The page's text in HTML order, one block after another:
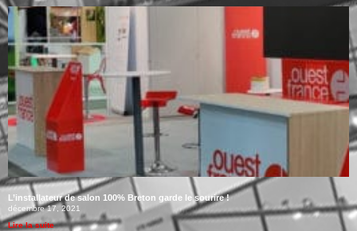
L’installateur de salon 100% Breton garde le sourire !
décembre 17, 2021
Lire la suite